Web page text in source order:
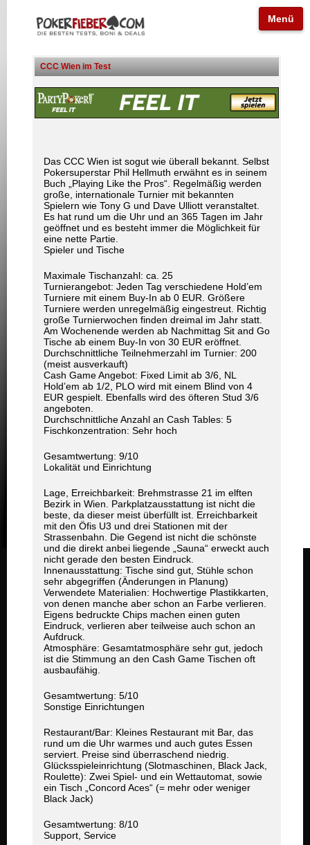
Menü
CCC Wien im Test
Das CCC Wien ist sogut wie überall bekannt. Selbst
Pokersuperstar Phil Hellmuth erwähnt es in seinem
Buch „Playing Like the Pros“. Regelmäßig werden
große, internationale Turnier mit bekannten
Spielern wie Tony G und Dave Ulliott veranstaltet.
Es hat rund um die Uhr und an 365 Tagen im Jahr
geöffnet und es besteht immer die Möglichkeit für
eine nette Partie.
Spieler und Tische
Maximale Tischanzahl: ca. 25
Turnierangebot: Jeden Tag verschiedene Hold’em
Turniere mit einem Buy-In ab 0 EUR. Größere
Turniere werden unregelmäßig eingestreut. Richtig
große Turnierwochen finden dreimal im Jahr statt.
Am Wochenende werden ab Nachmittag Sit and Go
Tische ab einem Buy-In von 30 EUR eröffnet.
Durchschnittliche Teilnehmerzahl im Turnier: 200
(meist ausverkauft)
Cash Game Angebot: Fixed Limit ab 3/6, NL
Hold’em ab 1/2, PLO wird mit einem Blind von 4
EUR gespielt. Ebenfalls wird des öfteren Stud 3/6
angeboten.
Durchschnittliche Anzahl an Cash Tables: 5
Fischkonzentration: Sehr hoch
Gesamtwertung: 9/10
Lokalität und Einrichtung
Lage, Erreichbarkeit: Brehmstrasse 21 im elften
Bezirk in Wien. Parkplatzausstattung ist nicht die
beste, da dieser meist überfüllt ist. Erreichbarkeit
mit den Öfis U3 und drei Stationen mit der
Strassenbahn. Die Gegend ist nicht die schönste
und die direkt anbei liegende „Sauna“ erweckt auch
nicht gerade den besten Eindruck.
Innenausstattung: Tische sind gut, Stühle schon
sehr abgegriffen (Änderungen in Planung)
Verwendete Materialien: Hochwertige Plastikkarten,
von denen manche aber schon an Farbe verlieren.
Eigens bedruckte Chips machen einen guten
Eindruck, verlieren aber teilweise auch schon an
Aufdruck.
Atmosphäre: Gesamtatmosphäre sehr gut, jedoch
ist die Stimmung an den Cash Game Tischen oft
ausbaufähig.
Gesamtwertung: 5/10
Sonstige Einrichtungen
Restaurant/Bar: Kleines Restaurant mit Bar, das
rund um die Uhr warmes und auch gutes Essen
serviert. Preise sind überraschend niedrig.
Glücksspieleinrichtung (Slotmaschinen, Black Jack,
Roulette): Zwei Spiel- und ein Wettautomat, sowie
ein Tisch „Concord Aces“ (= mehr oder weniger
Black Jack)
Gesamtwertung: 8/10
Support, Service